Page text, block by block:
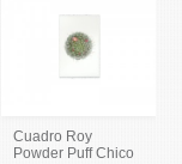
Cuadro Roy
Powder Puff Chico